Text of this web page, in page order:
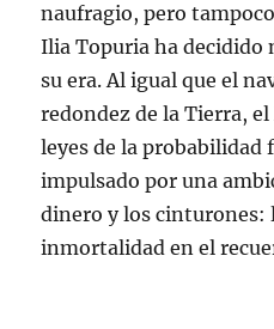
naufragio, pero
Ilia Topuria ha decidido
su era. Al igual que el
redondez de la Tierra,
leyes de la probabilidad
impulsado por una
dinero y los cinturones:
inmortalidad en el